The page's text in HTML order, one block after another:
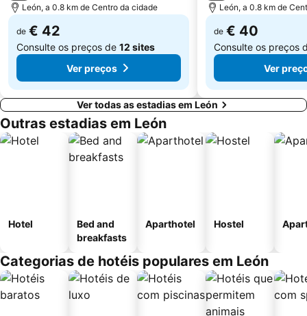
León, a 0.8 km de Centro da cidade
de € 42
Consulte os preços de 12 sites
Ver preços
León, a 0.8 km de
de € 40
Consulte os preços
Ver
Ver todas as estadias em León
Outras estadias em León
Hotel
Bed and
breakfasts
Aparthotel Hostel
Categorias de hotéis populares em León